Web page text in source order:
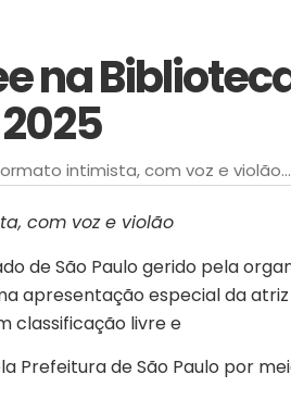
na
intimista, com voz e violão...
com voz e violão
de São Paulo gerido pela
apresentação especial da
classificação livre e
Prefeitura de São Paulo por